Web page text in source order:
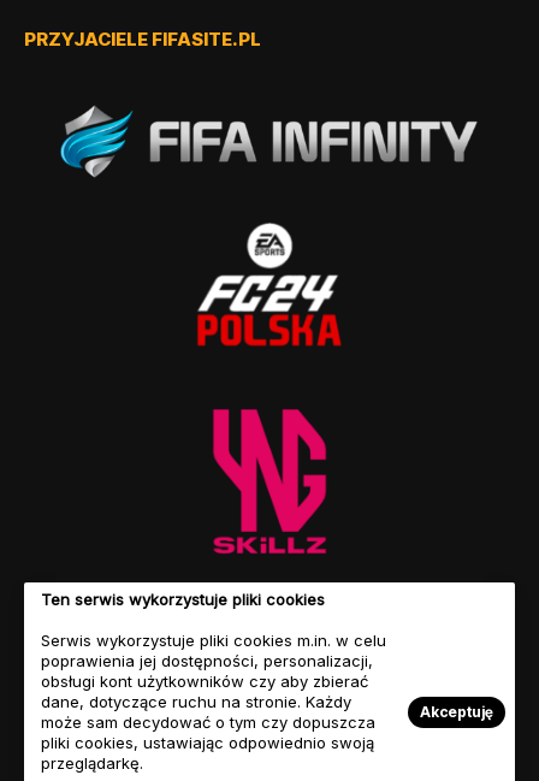
PRZYJACIELE FIFASITE.PL
Ten serwis wykorzystuje pliki cookies
Serwis wykorzystuje pliki cookies m.in. w celu
poprawienia jej dostępności, personalizacji,
obsługi kont użytkowników czy aby zbierać
dane, dotyczące ruchu na stronie. Każdy
może sam decydować o tym czy dopuszcza
pliki cookies, ustawiając odpowiednio swoją
przeglądarkę.
Akceptuję